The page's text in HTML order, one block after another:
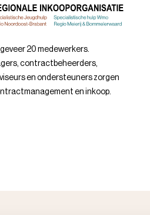
20 medewerkers.
contractbeheerders,
en ondersteuners zorgen
en inkoop.